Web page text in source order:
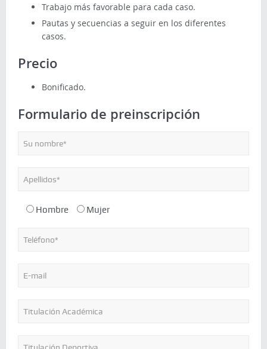
Trabajo más favorable para cada caso.
Pautas y secuencias a seguir en los diferentes
casos.
Precio
Bonificado.
Formulario de preinscripción
Hombre Mujer